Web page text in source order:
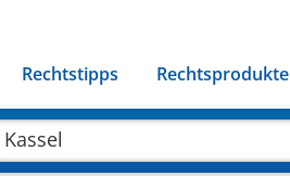
Rechtstipps Rechtsprodukte